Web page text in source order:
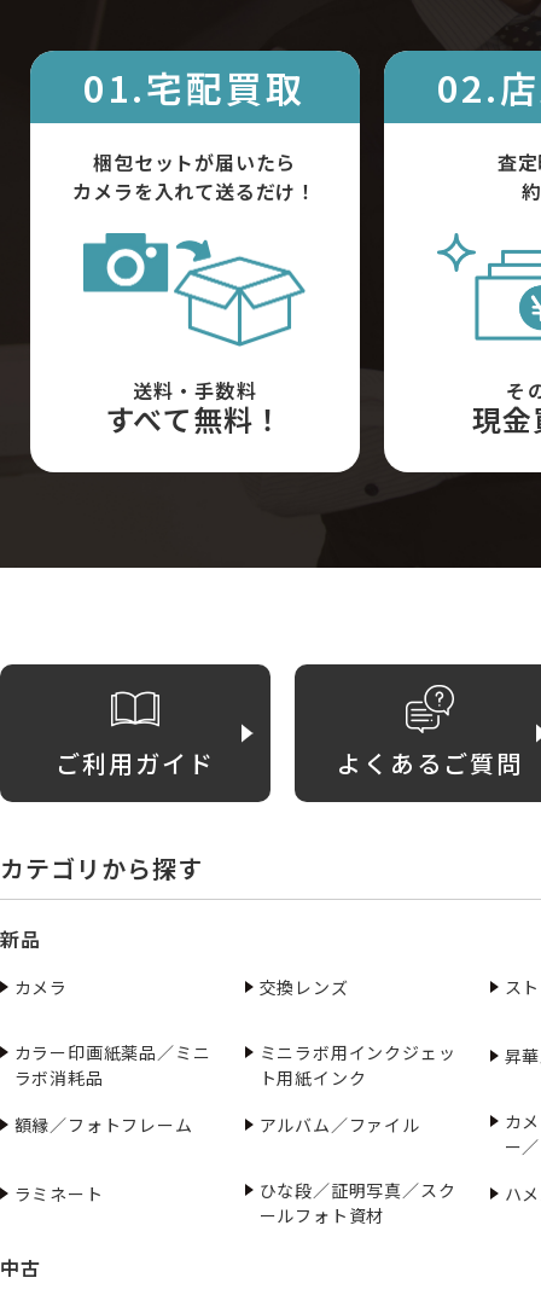
01.宅配買取
梱包セットが届いたら
カメラを入れて送るだけ！
送料・手数料
すべて無料！
02.
査
そ
現
ご利用ガイド よくあるご質問
カテゴリから探す
新品
カメラ 交換レンズ ス
カラー印画紙薬品／ミニ
ラボ消耗品
ミニラボ用インクジェッ
ト用紙インク
昇
額縁／フォトフレーム アルバム／ファイル
カ
ー
ラミネート
ひな段／証明写真／スク
ールフォト資材
ハ
中古